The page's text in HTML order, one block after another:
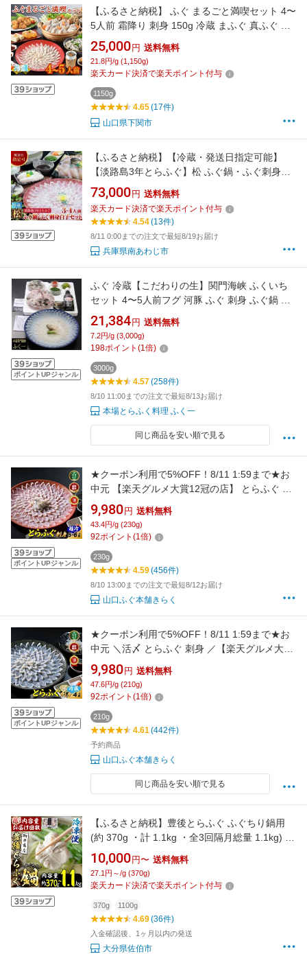
【ふるさと納税】 ふぐ まるごと満喫セット 4〜
5人前 霜降り 刺身 150g 冷蔵 まふぐ 真ふぐ 鍋
用切身 ふぐちり フグ刺し とらふぐ ふく 海鮮
鮮魚 身皮 唐揚げ 白子豆腐 煮ごこり ひれ てっ
さ てっちり 下関 ヤマモ水産 年内配送 【12月
25,000円 送料無料
21.8円/g (1,150g)
楽天カード決済で楽天ポイント付与
1150g
4.65(17件)
山口県下関市
【ふるさと納税】【冷蔵・発送日指定可能】
【淡路島3年とらふぐ】松 ふぐ鍋・ふぐ刺身白
子セット（3～4人前） とらふぐ 鍋 ふぐちり て
っちり ふぐ刺し ふぐ刺身 てっさ ふぐセット 白
子 ふぐ皮 湯引き ふぐひれ 酒 産地直送 鮮魚 海
73,000円 送料無料
楽天カード決済で楽天ポイント付与
4.54(13件)
8/11 0:00までの注文で最短8/19お届け
兵庫県南あわじ市
ポイントUPジャンル
ふぐ 冷蔵【こだわりの生】関門海峡 ふくいち
セット 4〜5人前フグ 河豚 ふぐ 刺身 ふぐ鍋 セ
ット てっさ てっちり 海鮮 お歳暮 お取り寄せ
ギフト【送料無料】【代引手数料無料】大晦
日・3か日 冷蔵配達可能
21,384円 送料無料
7.2円/g (3,000g)
198ポイント (1 倍)
3000g
4.57(258件)
8/10 11:00までの注文で最短8/13お届け
本場とらふく料理 ふく一
同じ商品を安い順で見る
ポイントUPジャンル
★クーポン利用で5%OFF！8/11 1:59まで★お
中元 【楽天グルメ大賞12冠の店】 とらふぐ 刺
身 「ふぐ刺身5-6人前／超冷」 山口ふぐ本舗き
らく とらふぐ刺し ふぐ皮 送料無料 贈り物 ギフ
ト 母の日 敬老の日 歳暮 正月 冷凍 のし メッセ
9,980円 送料無料
43.4円/g (230g)
92ポイント (1 倍)
230g
4.59(456件)
8/10 13:00までの注文で最短8/12お届け
山口ふぐ本舗きらく
ポイントUPジャンル
★クーポン利用で5%OFF！8/11 1:59まで★お
中元 ＼活〆 とらふぐ 刺身 ／【楽天グルメ大賞
12冠の店】「ふぐ刺身4人前／冷蔵」 山口ふぐ
本舗きらく とらふぐ刺し ふぐ皮 送料無料 贈り
物 ギフト 母の日 敬老の日 歳暮 正月 のし メッ
9,980円 送料無料
47.6円/g (210g)
92ポイント (1 倍)
210g
4.61 (442件)
予約商品
山口ふぐ本舗きらく
同じ商品を安い順で見る
【ふるさと納税】豊後とらふぐ ふぐちり鍋用
(約 370g ・計 1.1kg ・全3回隔月総量 1.1kg) 内
容量・お届け回数が選べる！フグ 鍋 ふぐちり
冷凍 海鮮 定期便 【AB65・AB225・AB226】
【柳井商店】
10,000円〜 送料無料
27.1円～/g (370g)
楽天カード決済で楽天ポイント付与
370g 1100g
4.69(36件)
入金確認後、1ヶ月以内の発送
大分県佐伯市